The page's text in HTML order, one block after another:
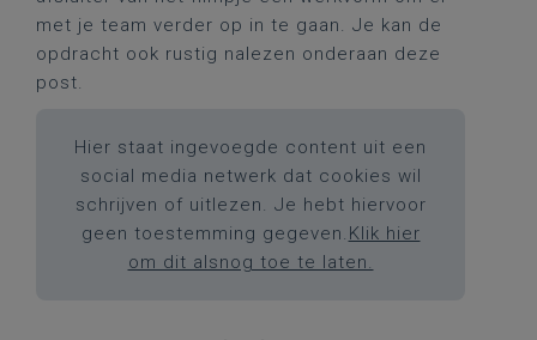
met je team verder op in te gaan. Je kan de
opdracht ook rustig nalezen onderaan deze
post.
Hier staat ingevoegde content uit een
social media netwerk dat cookies wil
schrijven of uitlezen. Je hebt hiervoor
geen toestemming gegeven. Klik hier
om dit alsnog toe te laten.